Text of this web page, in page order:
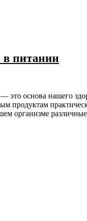
в питании
продуктам
организме